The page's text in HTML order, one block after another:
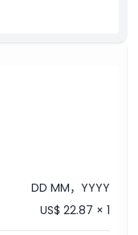
DD MM，YYYY
US$ 22.87 × 1